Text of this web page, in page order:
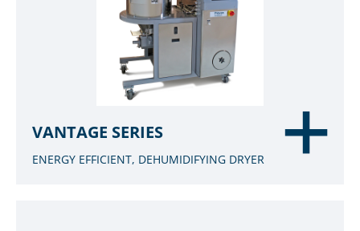
VANTAGE SERIES
ENERGY EFFICIENT, DEHUMIDIFYING DRYER